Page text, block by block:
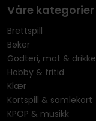
Våre kategorier
Brettspill
Bøker
Godteri, mat & drikke
Hobby & fritid
Klær
Kortspill & samlekort
KPOP & musikk